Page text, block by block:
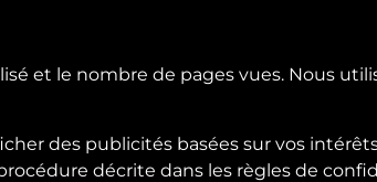
et le nombre de pages vues. Nous
des publicités basées sur vos
décrite dans les règles de